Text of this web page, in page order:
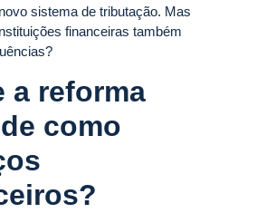
sistema de tributação. Mas
financeiras também
a reforma
como